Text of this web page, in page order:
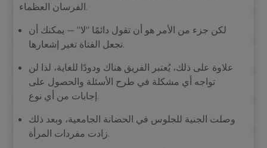
الفرسان العظماء.
لكن جزء من الأمر هو أن تقول دائمًا "لا" — يمكنك أن
تجعل الفتاة تغير إشعارها.
علاوة على ذلك، يُعتبر الفريق هناك ودودًا للغاية، لذا لن
تواجه أي مشكلة في طرح الأسئلة والحصول على
إجابات من أي نوع.
وصلت الجنية للجلوس في الحضانة الجامعية، وبعد ذلك
زادت مفردات المرأة.